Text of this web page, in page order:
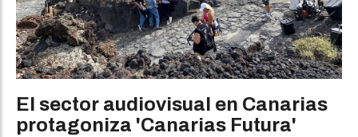
El sector audiovisual en Canarias
protagoniza 'Canarias Futura'